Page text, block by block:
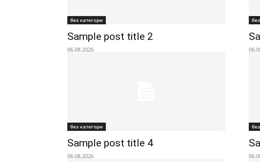
без категори
Sample post title 2
06.08.2026
без категори
Sample post title 4
06.08.2026